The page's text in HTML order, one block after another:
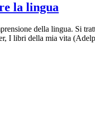
la lingua
della lingua. Si
I libri della mia vita